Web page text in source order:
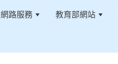
網路服務 教育部網站